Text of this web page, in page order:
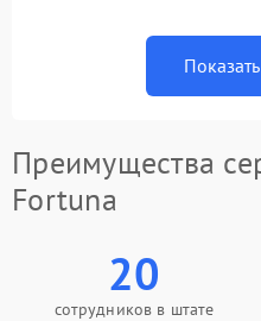
Преимущества
Fortuna
20
сотрудников в штате